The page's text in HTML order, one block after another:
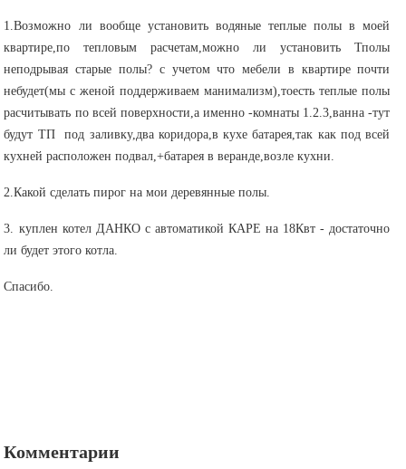
1.Возможно ли вообще установить водяные теплые полы в моей
квартире,по тепловым расчетам,можно ли установить Тполы
неподрывая старые полы? с учетом что мебели в квартире почти
небудет(мы с женой поддерживаем манимализм),тоесть теплые полы
расчитывать по всей поверхности,а именно -комнаты 1.2.3,ванна -тут
будут ТП под заливку,два коридора,в кухе батарея,так как под всей
кухней расположен подвал,+батарея в веранде,возле кухни.
2.Какой сделать пирог на мои деревянные полы.
3. куплен котел ДАНКО с автоматикой КАРЕ на 18Квт - достаточно
ли будет этого котла.
Спасибо.
Комментарии